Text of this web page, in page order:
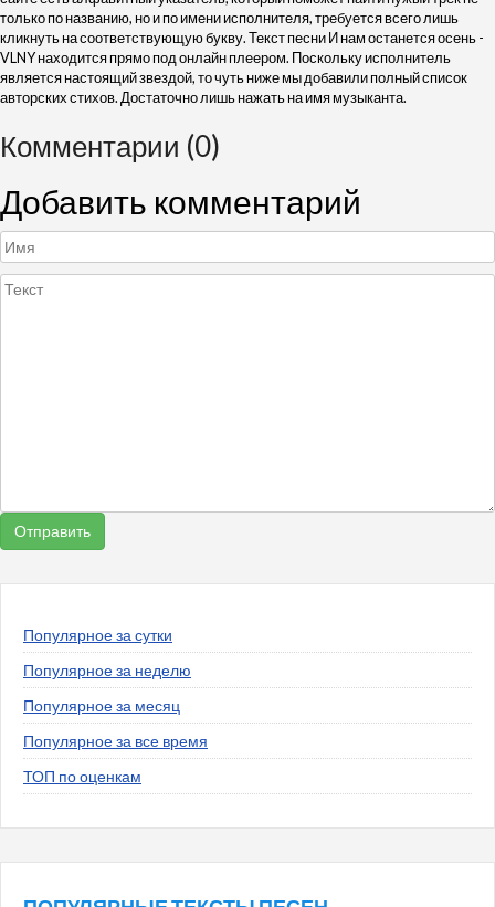
только по названию, но и по имени исполнителя, требуется всего лишь
кликнуть на соответствующую букву. Текст песни И нам останется осень -
VLNY находится прямо под онлайн плеером. Поскольку исполнитель
является настоящий звездой, то чуть ниже мы добавили полный список
авторских стихов. Достаточно лишь нажать на имя музыканта.
Комментарии (0)
Добавить комментарий
Популярное за сутки
Популярное за неделю
Популярное за месяц
Популярное за все время
ТОП по оценкам